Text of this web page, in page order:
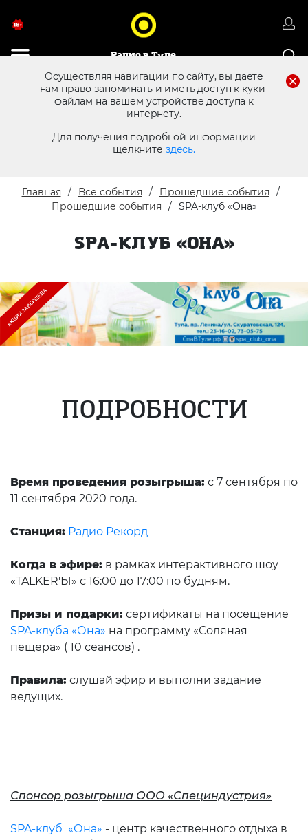
Радио в Туле
Осуществляя навигации по сайту, вы даете
нам право запоминать и иметь доступ к куки-
файлам на вашем устройстве доступа к
интернету.
Для получения подробной информации
щелкните здесь.
8 (4872) 250 470 Реклама в эфире
Главная Все события
Прошедшие события
Прошедшие события
SPA-клуб «Она»
SPA-КЛУБ «ОНА»
ПОДРОБНОСТИ
Время проведения розыгрыша: с 7 сентября по
11 сентября 2020 года.
Станция: Радио Рекорд
Когда в эфире: в рамках интерактивного шоу
«TALKER'Ы» с 16:00 до 17:00 по будням.
Призы и подарки: сертификаты на посещение
SPA-клуба «Она» на программу «Соляная
пещера» ( 10 сеансов) .
Правила: слушай эфир и выполни задание
ведущих.
Спонсор розыгрыша ООО «Специндустрия»
SPA-клуб «Она» - центр качественного отдыха в